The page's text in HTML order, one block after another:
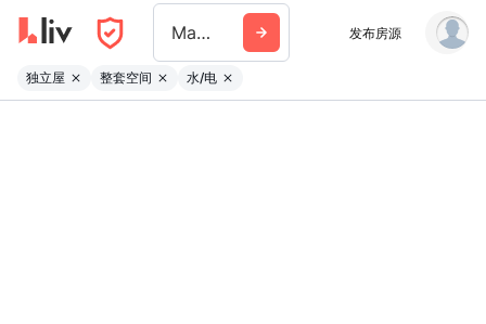
Machias Wa 发布房源
独立屋 整套空间 水/电